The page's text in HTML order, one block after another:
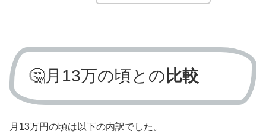
🤔月13万の頃との 比較
月13万円の頃は以下の内訳でした。